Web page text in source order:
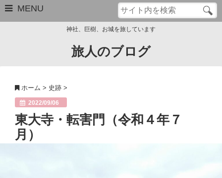
MENU
サイトマップ
管理人のプロフィール
神社、巨樹、お城を旅しています
旅人のブログ
ホーム > 史跡 >
2022/09/06
東大寺・転害門（令和４年７
月）